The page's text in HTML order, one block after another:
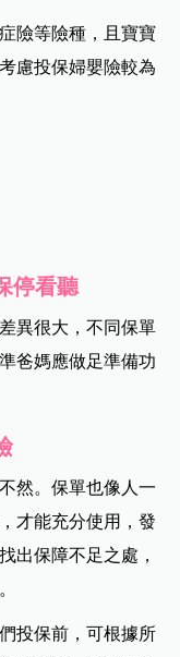
險等險種，且寶寶
慮投保婦嬰險較為
停看聽
異很大，不同保單
爸媽應做足準備功
然。保單也像人一
才能充分使用，發
出保障不足之處，
投保前，可根據所